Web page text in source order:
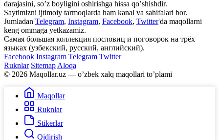
darajasini, soʼz boyligini oshirishga hissa qoʼshishdir.
Saytimizni ijtimoiy tarmoqlarda ham kanal va sahifalari bor.
Jumladan Telegram, Instagram, Facebook, Twitter'da maqollarni
keng ommaga yetkazamiz.
Самая большая коллекция пословиц и поговорок на трёх
языках (узбекский, русский, английский).
Facebook Instagram Telegram Twitter
Ruknlar Sitemap Aloqa
© 2026 Maqollar.uz — oʼzbek xalq maqollari toʼplami
Maqollar
Ruknlar
Stikerlar
Qidirish